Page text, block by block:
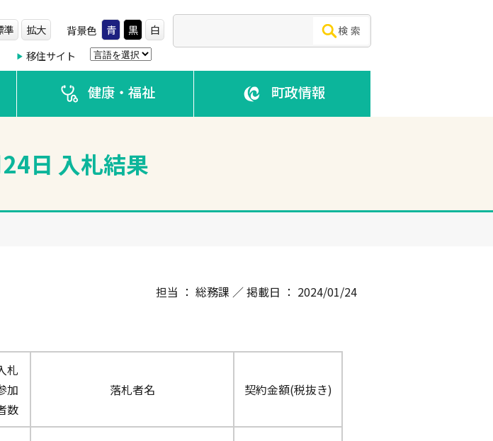
準 拡大 背景色 青 黒
白
移住サイト
健康・福祉 町政情報
日 入札結果
担当 ： 総務課 ／ 掲載日 ： 2024/01/24
札
加
数
落札者名 契約金額(税抜き)